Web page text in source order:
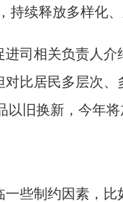
持续释放多样化
相关负责人介
比居民多层次
以旧换新，今年
制约因素，比